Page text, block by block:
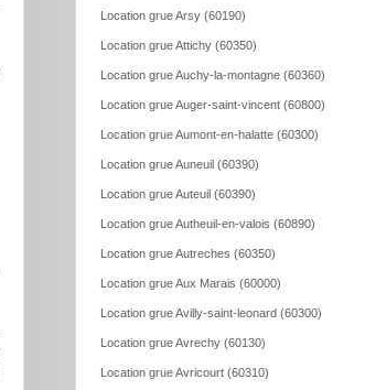
Location grue Arsy (60190)
Location grue Attichy (60350)
Location grue Auchy-la-montagne (60360)
Location grue Auger-saint-vincent (60800)
Location grue Aumont-en-halatte (60300)
Location grue Auneuil (60390)
Location grue Auteuil (60390)
Location grue Autheuil-en-valois (60890)
Location grue Autreches (60350)
Location grue Aux Marais (60000)
Location grue Avilly-saint-leonard (60300)
Location grue Avrechy (60130)
Location grue Avricourt (60310)